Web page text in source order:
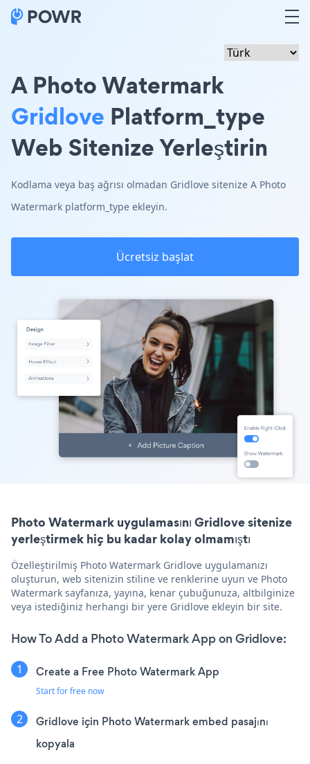
A Photo Watermark
Gridlove Platform_type
Web Sitenize Yerleştirin
Kodlama veya baş ağrısı olmadan Gridlove sitenize A Photo
Watermark platform_type ekleyin.
Ücretsiz başlat
Photo Watermark uygulamasını Gridlove sitenize
yerleştirmek hiç bu kadar kolay olmamıştı
Özelleştirilmiş Photo Watermark Gridlove uygulamanızı
oluşturun, web sitenizin stiline ve renklerine uyun ve Photo
Watermark sayfanıza, yayına, kenar çubuğunuza, altbilginize
veya istediğiniz herhangi bir yere Gridlove ekleyin bir site.
How To Add a Photo Watermark App on Gridlove:
Create a Free Photo Watermark App
Start for free now
Gridlove için Photo Watermark embed pasajını
kopyala